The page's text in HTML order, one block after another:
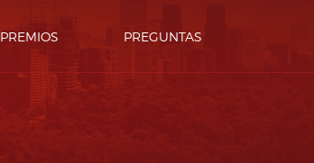
PREMIOS PREGUNTAS